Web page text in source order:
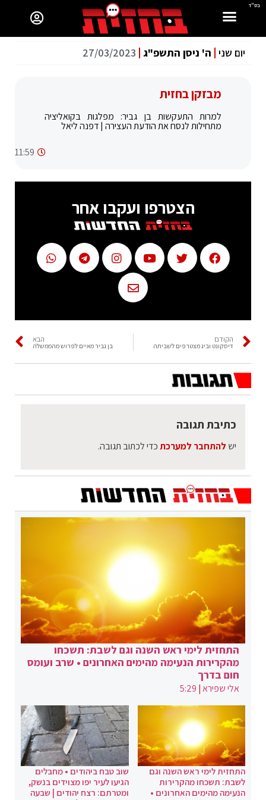
בס"ד
יום שני ה' ניסן התשפ"ג 27/03/2023
מבזקן בחזית
למרות התעקשות בן גביר: מפלגות בקואליציה
מתחילות לנסח את הודעת העצירה | דפנה ליאל
11:59
הצטרפו ועקבו אחר
הקודם
דיסקונט וביג מצטרפים לשביתה
הבא
בן גביר מאיים לפרוש מהממשלה
כתיבת תגובה
יש להתחבר למערכתכדי לכתוב תגובה.
התחזית לימי ראש השנה וגם לשבת: תשכחו
מהקרירות הנעימה מהימים האחרונים • שרב ועומס
חום בדרך
אלי שפירא|
5:29
התחזית לימי ראש השנה וגם
לשבת: תשכחו מהקרירות
הנעימה מהימים האחרונים •
שוב טבח ביהודים • מחבלים
הגיעו לעיר יפו מצוידים בנשק,
ומטרתם: רצח יהודים | שבעה